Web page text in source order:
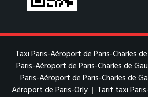
Taxi Paris-Aéroport de Paris-Charles
Paris-Aéroport de Paris-Charles de
Paris-Aéroport de Paris-Charles de
Aéroport de Paris-Orly | Tarif taxi